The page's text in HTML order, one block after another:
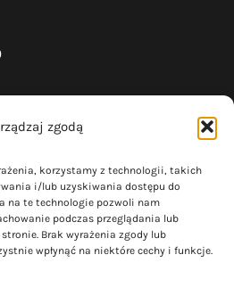
zgodą
korzystamy z technologii, takich
i/lub uzyskiwania dostępu do
na te technologie pozwoli nam
podczas przeglądania lub
Brak wyrażenia zgody lub
wpłynąć na niektóre cechy i funkcje.
(EU)